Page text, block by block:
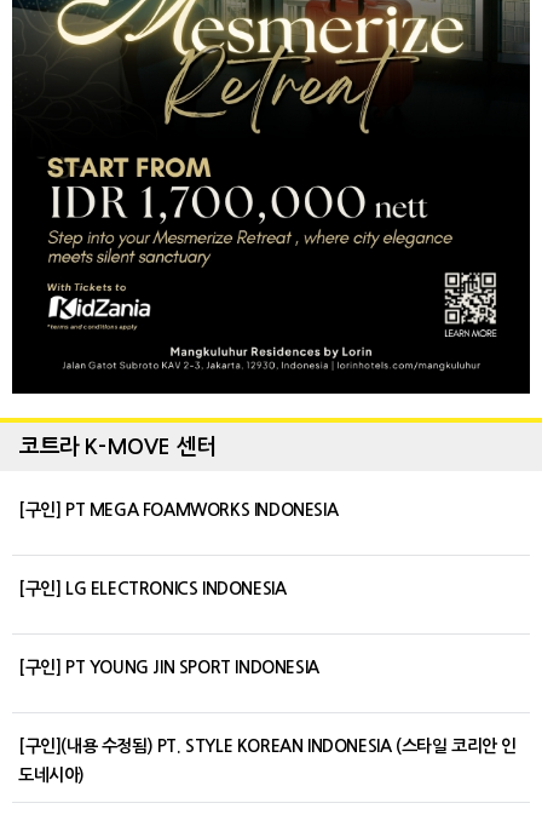
코트라 K-MOVE 센터
[구인] PT MEGA FOAMWORKS INDONESIA
[구인] LG ELECTRONICS INDONESIA
[구인] PT YOUNG JIN SPORT INDONESIA
[구인](내용 수정됨) PT. STYLE KOREAN INDONESIA (스타일 코리안 인
도네시아)